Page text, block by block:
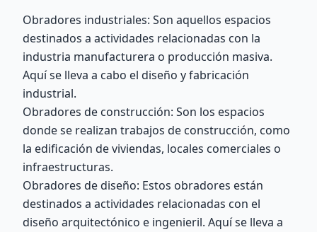
Obradores industriales: Son aquellos espacios
destinados a actividades relacionadas con la
industria manufacturera o producción masiva.
Aquí se lleva a cabo el diseño y fabricación
industrial.
Obradores de construcción: Son los espacios
donde se realizan trabajos de construcción, como
la edificación de viviendas, locales comerciales o
infraestructuras.
Obradores de diseño: Estos obradores están
destinados a actividades relacionadas con el
diseño arquitectónico e ingenieril. Aquí se lleva a